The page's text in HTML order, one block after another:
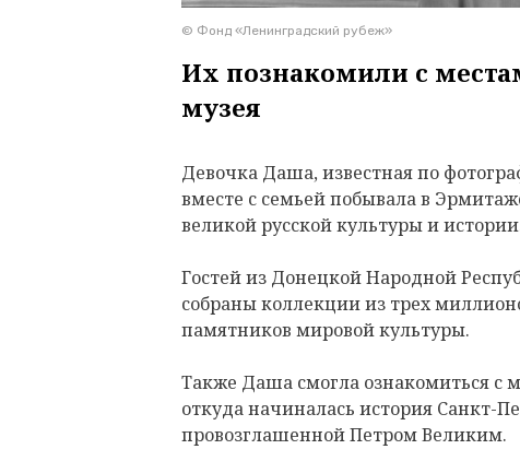
© Фонд «Ленинградский рубеж»
Их познакомили с
музея
Девочка Даша, известная по
вместе с семьей побывала в
великой русской культуры и
Гостей из Донецкой Народной
собраны коллекции из трех
памятников мировой культуры.
Также Даша смогла ознакомиться с
откуда начиналась история Санкт-
провозглашенной Петром Великим.